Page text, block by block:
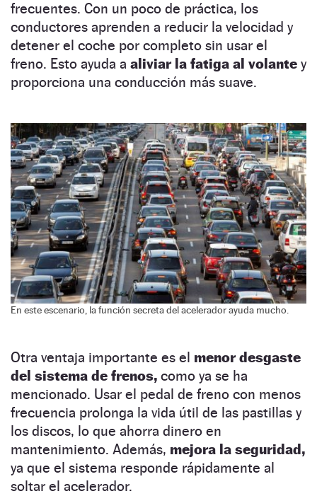
frecuentes. Con un poco de práctica, los
conductores aprenden a reducir la velocidad y
detener el coche por completo sin usar el
freno. Esto ayuda a aliviar la fatiga al volante y
proporciona una conducción más suave.
En este escenario, la función secreta del acelerador ayuda mucho.
Otra ventaja importante es el menor desgaste
del sistema de frenos, como ya se ha
mencionado. Usar el pedal de freno con menos
frecuencia prolonga la vida útil de las pastillas y
los discos, lo que ahorra dinero en
mantenimiento. Además, mejora la seguridad,
ya que el sistema responde rápidamente al
soltar el acelerador.